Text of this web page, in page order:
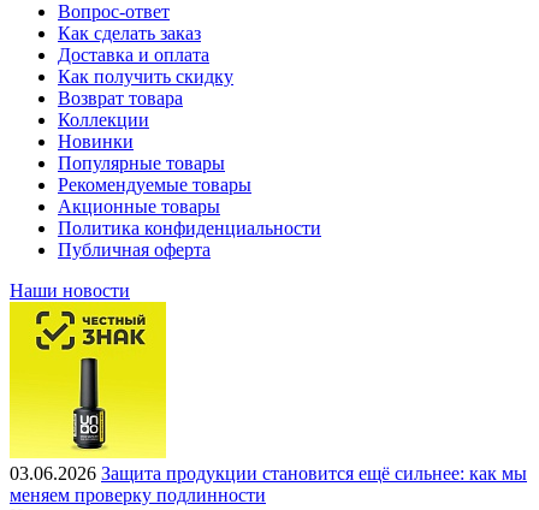
Вопрос-ответ
Как сделать заказ
Доставка и оплата
Как получить скидку
Возврат товара
Коллекции
Новинки
Популярные товары
Рекомендуемые товары
Акционные товары
Политика конфиденциальности
Публичная оферта
Наши новости
03.06.2026 Защита продукции становится ещё сильнее: как мы
меняем проверку подлинности